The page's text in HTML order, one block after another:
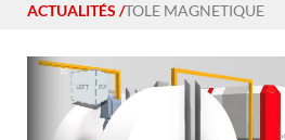
ACTUALITÉS /TOLE MAGNETIQUE